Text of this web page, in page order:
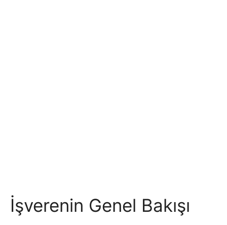
İşverenin Genel Bakışı